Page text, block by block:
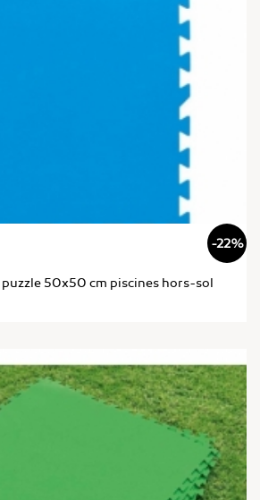
-22%
puzzle 50x50 cm piscines hors-sol